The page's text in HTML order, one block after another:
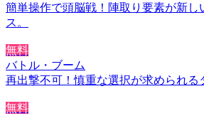
簡単操作で頭脳戦！陣取り要素が新し
ス。
無料
バトル・ブーム
再出撃不可！慎重な選択が求められる
無料